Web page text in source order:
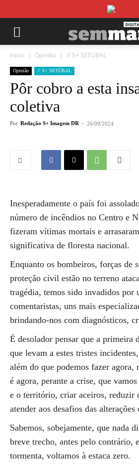
Início Opinião // S+ SETÚBAL
Opinião // S+ SETÚBAL
Pôr cobro a esta
coletiva
Por Redação S+ Imagem DR - 26/09/2024
Inesperadamente o país foi
número de incêndios no Centro e
fizeram vítimas mortais e
significativa de floresta nacional.
Enquanto os bombeiros, forças de
proteção civil estão no terreno
tragédia, temos sido invadidos por
comentaristas, uns mais
brindando-nos com diagnósticos,
É desolador pensar que a primeira
que levam a estes tristes
além do que podemos fazer agora,
é agora, perante a crise, que
e o território, criar aceiros, reduzir
atender aos desafios das
Sabemos, sobejamente, que nada
breve trecho, antes pelo contrário,
tormenta, voltamos à estaca zero.